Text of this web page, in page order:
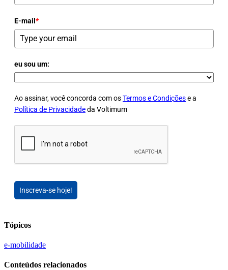
E-mail *
eu sou um:
Ao assinar, você concorda com osTermos e Condiçõese a
Política de Privacidadeda Voltimum
Inscreva-se hoje!
Tópicos
e-mobilidade
Conteúdos relacionados